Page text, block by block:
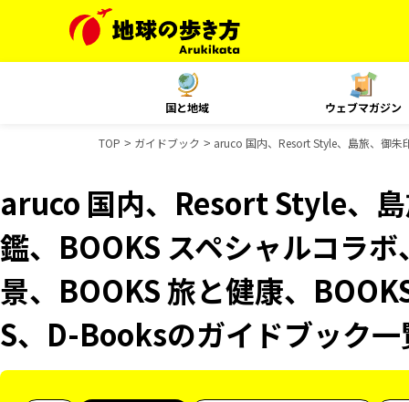
国と地域 ウェブマガジン
TOP ガイドブック aruco 国内、Resort Style、島旅、御朱
aruco 国内、Resort Style、
鑑、BOOKS スペシャルコラ
景、BOOKS 旅と健康、
S、D-Booksのガイドブック一